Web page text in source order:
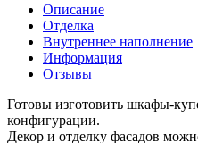
Описание
Отделка
Внутреннее наполнение
Информация
Отзывы
Готовы изготовить шкафы-
конфигурации.
Декор и отделку фасадов